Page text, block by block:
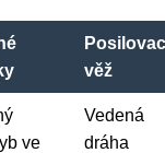
věž
ve
Vedená
dráha